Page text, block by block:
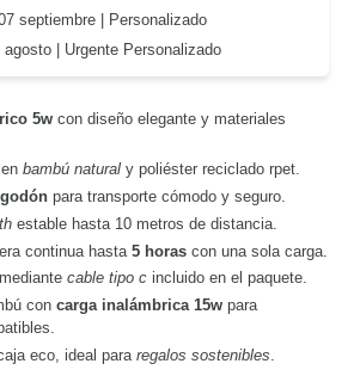
septiembre | Personalizado
agosto | Urgente Personalizado
5wcon diseño elegante y materiales
bambú naturaly poliéster reciclado rpet.
para transporte cómodo y seguro.
estable hasta 10 metros de distancia.
continua hasta 5 horascon una sola carga.
cable tipo cincluido en el paquete.
con carga inalámbrica 15wpara
eco, ideal para regalos sostenibles.